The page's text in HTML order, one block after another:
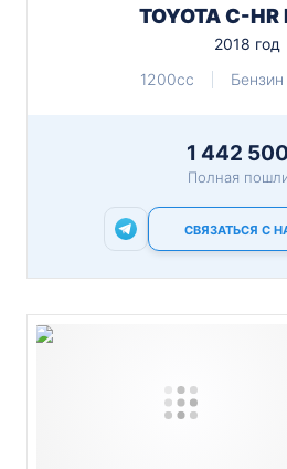
TOYOTA C-
2018 год
1200cc
Бензин
1 442
Полная
СВЯЗАТЬСЯ С